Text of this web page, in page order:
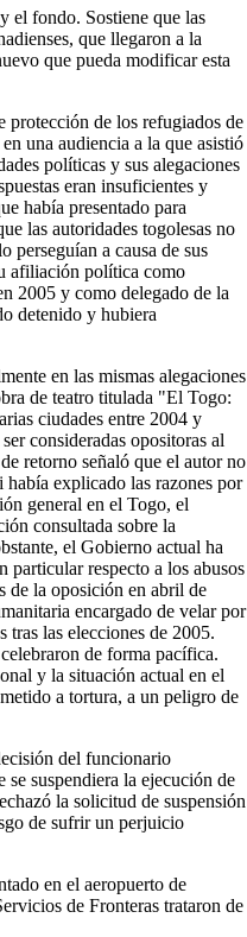
el fondo. Sostiene que las
que llegaron a la
que pueda modificar esta
protección de los refugiados de
una audiencia a la que asistió
políticas y sus alegaciones
eran insuficientes y
había presentado para
las autoridades togolesas no
perseguían a causa de sus
afiliación política como
2005 y como delegado de la
detenido y hubiera
en las mismas alegaciones
de teatro titulada "El Togo:
ciudades entre 2004 y
consideradas opositoras al
retorno señaló que el autor no
explicado las razones por
general en el Togo, el
consultada sobre la
el Gobierno actual ha
particular respecto a los abusos
de la oposición en abril de
encargado de velar por
tras las elecciones de 2005.
de forma pacífica.
y la situación actual en el
a tortura, a un peligro de
del funcionario
suspendiera la ejecución de
la solicitud de suspensión
de sufrir un perjuicio
en el aeropuerto de
de Fronteras trataron de